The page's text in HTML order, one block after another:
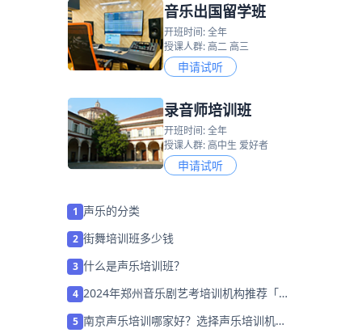
音乐出国留学班
开班时间: 全年
授课人群: 高二 高三
申请试听
录音师培训班
开班时间: 全年
授课人群: 高中生 爱好者
申请试听
1 声乐的分类
2 街舞培训班多少钱
3 什么是声乐培训班？
4 2024年郑州音乐剧艺考培训机构推荐「考
5 南京声乐培训哪家好？选择声乐培训机构